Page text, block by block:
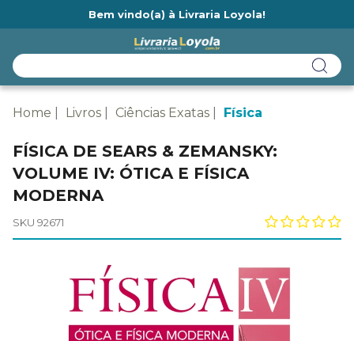
Bem vindo(a) à Livraria Loyola!
Home Livros Ciências Exatas Física
FÍSICA DE SEARS & ZEMANSKY:
VOLUME IV: ÓTICA E FÍSICA
MODERNA
SKU 92671